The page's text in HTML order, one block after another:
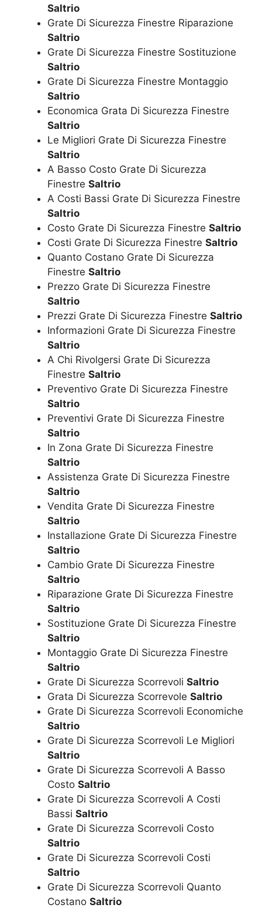
Saltrio
Grate Di Sicurezza Finestre Riparazione
Saltrio
Grate Di Sicurezza Finestre Sostituzione
Saltrio
Grate Di Sicurezza Finestre Montaggio
Saltrio
Economica Grata Di Sicurezza Finestre
Saltrio
Le Migliori Grate Di Sicurezza Finestre
Saltrio
A Basso Costo Grate Di Sicurezza
Finestre Saltrio
A Costi Bassi Grate Di Sicurezza Finestre
Saltrio
Costo Grate Di Sicurezza Finestre Saltrio
Costi Grate Di Sicurezza Finestre Saltrio
Quanto Costano Grate Di Sicurezza
Finestre Saltrio
Prezzo Grate Di Sicurezza Finestre
Saltrio
Prezzi Grate Di Sicurezza Finestre Saltrio
Informazioni Grate Di Sicurezza Finestre
Saltrio
A Chi Rivolgersi Grate Di Sicurezza
Finestre Saltrio
Preventivo Grate Di Sicurezza Finestre
Saltrio
Preventivi Grate Di Sicurezza Finestre
Saltrio
In Zona Grate Di Sicurezza Finestre
Saltrio
Assistenza Grate Di Sicurezza Finestre
Saltrio
Vendita Grate Di Sicurezza Finestre
Saltrio
Installazione Grate Di Sicurezza Finestre
Saltrio
Cambio Grate Di Sicurezza Finestre
Saltrio
Riparazione Grate Di Sicurezza Finestre
Saltrio
Sostituzione Grate Di Sicurezza Finestre
Saltrio
Montaggio Grate Di Sicurezza Finestre
Saltrio
Grate Di Sicurezza Scorrevoli Saltrio
Grata Di Sicurezza Scorrevole Saltrio
Grate Di Sicurezza Scorrevoli Economiche
Saltrio
Grate Di Sicurezza Scorrevoli Le Migliori
Saltrio
Grate Di Sicurezza Scorrevoli A Basso
Costo Saltrio
Grate Di Sicurezza Scorrevoli A Costi
Bassi Saltrio
Grate Di Sicurezza Scorrevoli Costo
Saltrio
Grate Di Sicurezza Scorrevoli Costi
Saltrio
Grate Di Sicurezza Scorrevoli Quanto
Costano Saltrio